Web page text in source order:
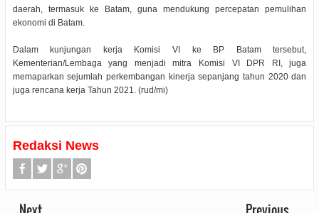
daerah, termasuk ke Batam, guna mendukung percepatan pemulihan
ekonomi di Batam.
Dalam kunjungan kerja Komisi VI ke BP Batam tersebut,
Kementerian/Lembaga yang menjadi mitra Komisi VI DPR RI, juga
memaparkan sejumlah perkembangan kinerja sepanjang tahun 2020 dan
juga rencana kerja Tahun 2021. (rud/mi)
Redaksi News